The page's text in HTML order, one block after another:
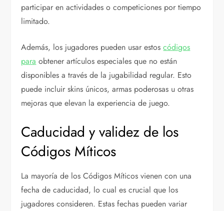
participar en actividades o competiciones por tiempo
limitado.
Además, los jugadores pueden usar estoscódigos
para obtener artículos especiales que no están
disponibles a través de la jugabilidad regular. Esto
puede incluir skins únicos, armas poderosas u otras
mejoras que elevan la experiencia de juego.
Caducidad y validez de los
Códigos Míticos
La mayoría de los Códigos Míticos vienen con una
fecha de caducidad, lo cual es crucial que los
jugadores consideren. Estas fechas pueden variar